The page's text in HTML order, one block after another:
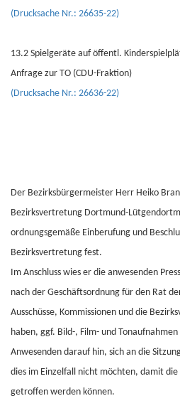
(Drucksache Nr.: 26635-22)
13.2 Spielgeräte auf öffentl.
Anfrage zur TO (CDU-Fraktion)
(Drucksache Nr.: 26636-22)
Der Bezirksbürgermeister Herr Heiko
Bezirksvertretung Dortmund-
ordnungsgemäße Einberufung und
Bezirksvertretung fest.
Im Anschluss wies er die anwesenden
nach der Geschäftsordnung für den Rat
Ausschüsse, Kommissionen und die
haben, ggf. Bild-, Film- und
Anwesenden darauf hin, sich an die
dies im Einzelfall nicht möchten, damit
getroffen werden können.